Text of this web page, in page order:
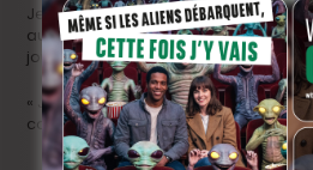
Jean-Luc Couchard, lui, ne se sent
aussi expansif, lui qui est plutôt
jours. Un vrai Marsupilami,
« Je n’avais pas encore vu le film,
confie-t-il.